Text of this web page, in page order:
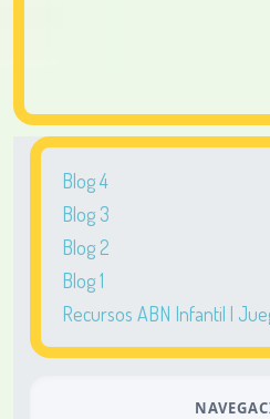
Blog 4
Blog 3
Blog 2
Blog 1
Recursos ABN Infantil |